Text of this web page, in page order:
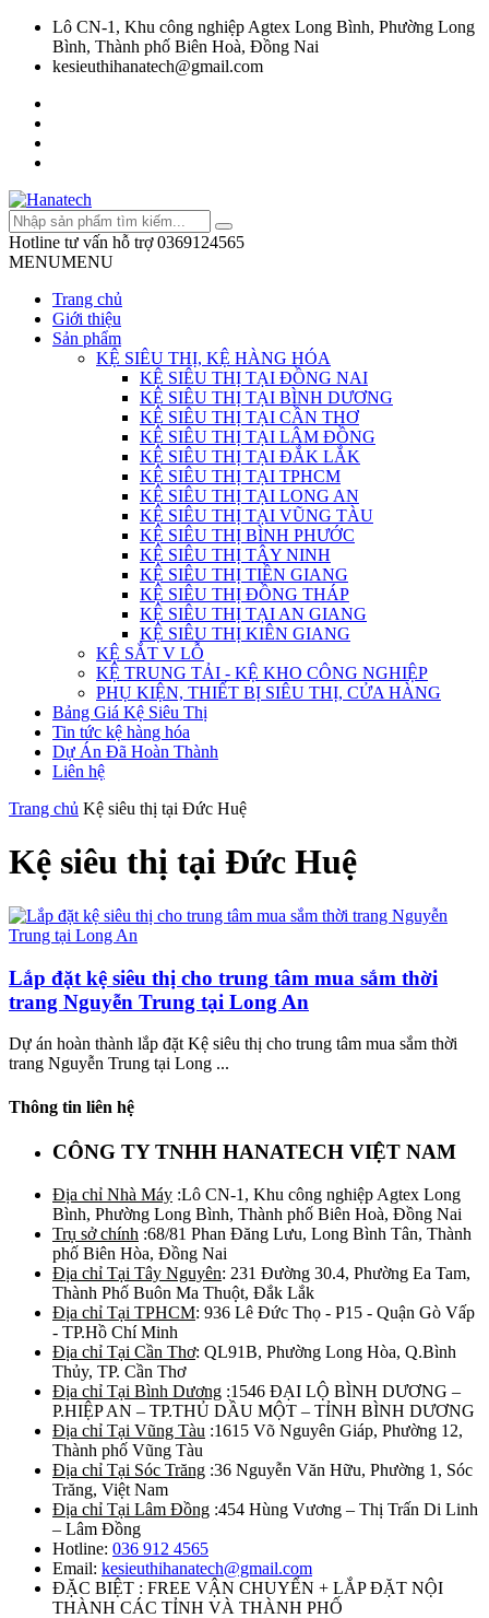
Lô CN-1, Khu công nghiệp Agtex Long Bình, Phường Long
Bình, Thành phố Biên Hoà, Đồng Nai
kesieuthihanatech@gmail.com
Hotline tư vấn hỗ trợ 0369124565
MENUMENU
Trang chủ
Giới thiệu
Sản phẩm
KỆ SIÊU THỊ, KỆ HÀNG HÓA
KỆ SIÊU THỊ TẠI ĐỒNG NAI
KỆ SIÊU THỊ TẠI BÌNH DƯƠNG
KỆ SIÊU THỊ TẠI CẦN THƠ
KỆ SIÊU THỊ TẠI LÂM ĐỒNG
KỆ SIÊU THỊ TẠI ĐẮK LẮK
KỆ SIÊU THỊ TẠI TPHCM
KỆ SIÊU THỊ TẠI LONG AN
KỆ SIÊU THỊ TẠI VŨNG TÀU
KỆ SIÊU THỊ BÌNH PHƯỚC
KỆ SIÊU THỊ TÂY NINH
KỆ SIÊU THỊ TIỀN GIANG
KỆ SIÊU THỊ ĐỒNG THÁP
KỆ SIÊU THỊ TẠI AN GIANG
KỆ SIÊU THỊ KIÊN GIANG
KỆ SẮT V LỖ
KỆ TRUNG TẢI - KỆ KHO CÔNG NGHIỆP
PHỤ KIỆN, THIẾT BỊ SIÊU THỊ, CỬA HÀNG
Bảng Giá Kệ Siêu Thị
Tin tức kệ hàng hóa
Dự Án Đã Hoàn Thành
Liên hệ
Trang chủ Kệ siêu thị tại Đức Huệ
Kệ siêu thị tại Đức Huệ
Lắp đặt kệ siêu thị cho trung tâm mua sắm thời
trang Nguyễn Trung tại Long An
Dự án hoàn thành lắp đặt Kệ siêu thị cho trung tâm mua sắm thời
trang Nguyễn Trung tại Long ...
Thông tin liên hệ
CÔNG TY TNHH HANATECH VIỆT NAM
Địa chỉ Nhà Máy :Lô CN-1, Khu công nghiệp Agtex Long
Bình, Phường Long Bình, Thành phố Biên Hoà, Đồng Nai
Trụ sở chính :68/81 Phan Đăng Lưu, Long Bình Tân, Thành
phố Biên Hòa, Đồng Nai
Địa chỉ Tại Tây Nguyên: 231 Đường 30.4, Phường Ea Tam,
Thành Phố Buôn Ma Thuột, Đắk Lắk
Địa chỉ Tại TPHCM: 936 Lê Đức Thọ - P15 - Quận Gò Vấp
- TP.Hồ Chí Minh
Địa chỉ Tại Cần Thơ: QL91B, Phường Long Hòa, Q.Bình
Thủy, TP. Cần Thơ
Địa chỉ Tại Bình Dương :1546 ĐẠI LỘ BÌNH DƯƠNG –
P.HIỆP AN – TP.THỦ DẦU MỘT – TỈNH BÌNH DƯƠNG
Địa chỉ Tại Vũng Tàu :1615 Võ Nguyên Giáp, Phường 12,
Thành phố Vũng Tàu
Địa chỉ Tại Sóc Trăng :36 Nguyễn Văn Hữu, Phường 1, Sóc
Trăng, Việt Nam
Địa chỉ Tại Lâm Đồng :454 Hùng Vương – Thị Trấn Di Linh
– Lâm Đồng
Hotline: 036 912 4565
Email: kesieuthihanatech@gmail.com
ĐẶC BIỆT : FREE VẬN CHUYỂN + LẮP ĐẶT NỘI
THÀNH CÁC TỈNH VÀ THÀNH PHỐ